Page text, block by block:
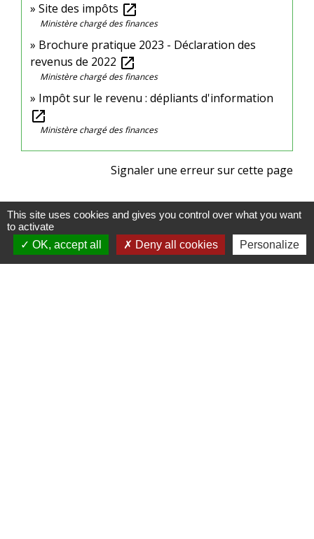
Site des impôts open_in_new
Ministère chargé des finances
Brochure pratique 2023 - Déclaration des
revenus de 2022 open_in_new
Ministère chargé des finances
Impôt sur le revenu : dépliants d'information
open_in_new
Ministère chargé des finances
Signaler une erreur sur cette page
Mairie, horaires et contact
This site uses cookies and gives you control over what you want
to activate
OK, accept all
Deny all cookies Personalize